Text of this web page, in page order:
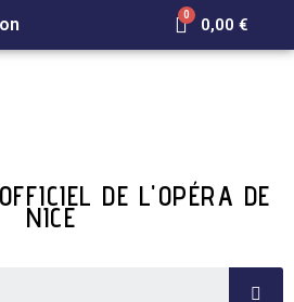
0,00 €
DE L'OPÉRA DE
NICE